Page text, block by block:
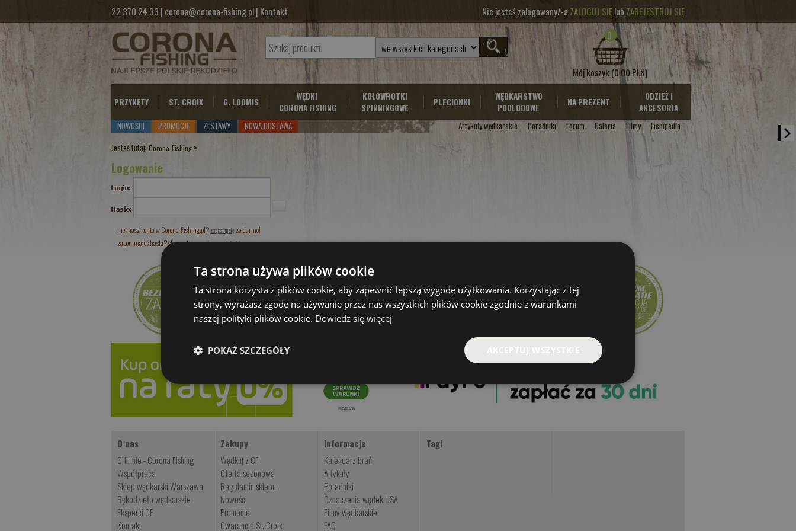
22 370 24 33 | corona@corona-fishing.pl| Kontakt Nie jesteś zalogowany/-a ZALOGUJ SIĘlub ZAREJESTRUJ SIĘ
0
Mój koszyk(0.00 PLN)
PRZYNĘTY ST. CROIX G. LOOMIS
WĘDKI
CORONA FISHING
KOŁOWROTKI
SPINNINGOWE
PLECIONKI
WĘDKARSTWO
PODLODOWE
NA PREZENT
ODZIEŻ I
AKCESORIA
NOWOŚCI
PROMOCJE ZESTAWY NOWA DOSTAWA Artykuły wędkarskie Poradniki Forum Galeria Filmy
Fishipedia
Jesteś tutaj: Corona-Fishing >
Logowanie
nie masz konta w Corona-Fishing.pl? zarejestruj się za darmo!
zapomniałeś hasła? skorzystaj z opcjiprzypomnij hasło!
O nas
O firmie - Corona Fishing
Współpraca
Sklep wędkarski Warszawa
Rękodzieło wędkarskie
Eksperci CF
Kontakt
Zakupy
Wędkuj z CF
Oferta sezonowa
Regulamin sklepu
Nowości
Promocje
Gwarancja St. Croix
Informacje
Kalendarz brań
Artykuły
Poradniki
Oznaczenia wędek USA
Filmy wędkarskie
FAQ
Tagi
Ta strona używa plików cookie
Ta strona korzysta z plików cookie, aby zapewnić lepszą wygodę użytkowania. Korzystając z tej
strony, wyrażasz zgodę na używanie przez nas wszystkich plików cookie zgodnie z warunkami
naszej polityki plików cookie. Dowiedz się więcej
AKCEPTUJ WSZYSTKIE
POKAŻ SZCZEGÓŁY